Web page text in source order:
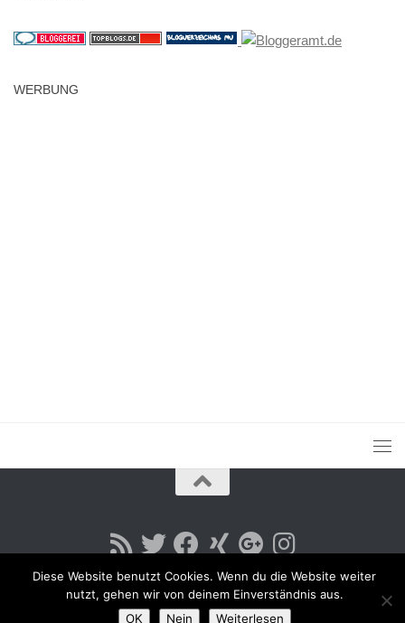
WERBUNG
Diese Website benutzt Cookies. Wenn du die Website weiter
nutzt, gehen wir von deinem Einverständnis aus.
OK
Nein Weiterlesen